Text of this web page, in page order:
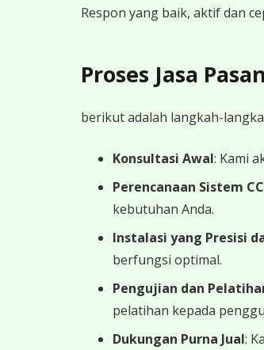
Respon yang baik, aktif dan
Proses Jasa
berikut adalah langkah-
Konsultasi Awal: Kami
Perencanaan Sistem
kebutuhan Anda.
Instalasi yang Presisi
berfungsi optimal.
Pengujian dan
pelatihan kepada
Dukungan Purna Jual: